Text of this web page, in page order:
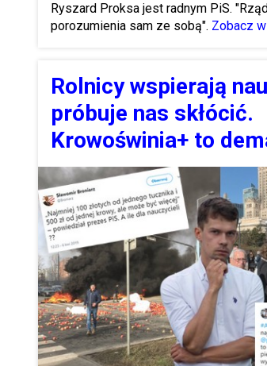
Ryszard Proksa jest radnym PiS.
porozumienia sam ze sobą". Zobacz
Rolnicy wspierają
próbuje nas skłócić.
Krowoświnia+ to